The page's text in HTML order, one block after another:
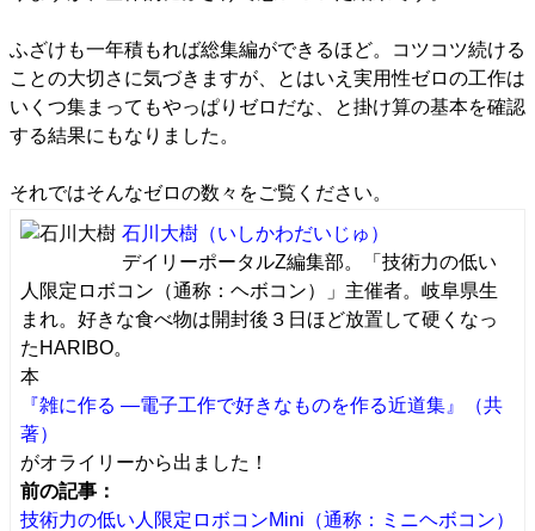
ふざけも一年積もれば総集編ができるほど。コツコツ続ける
ことの大切さに気づきますが、とはいえ実用性ゼロの工作は
いくつ集まってもやっぱりゼロだな、と掛け算の基本を確認
する結果にもなりました。
それではそんなゼロの数々をご覧ください。
石川大樹 （いしかわだいじゅ）
デイリーポータルZ編集部。「技術力の低い
人限定ロボコン（通称：ヘボコン）」主催者。岐阜県生
まれ。好きな食べ物は開封後３日ほど放置して硬くなっ
たHARIBO。
本
『雑に作る ―電子工作で好きなものを作る近道集』（共
著）
がオライリーから出ました！
前の記事：
技術力の低い人限定ロボコンMini（通称：ミニヘボコン）